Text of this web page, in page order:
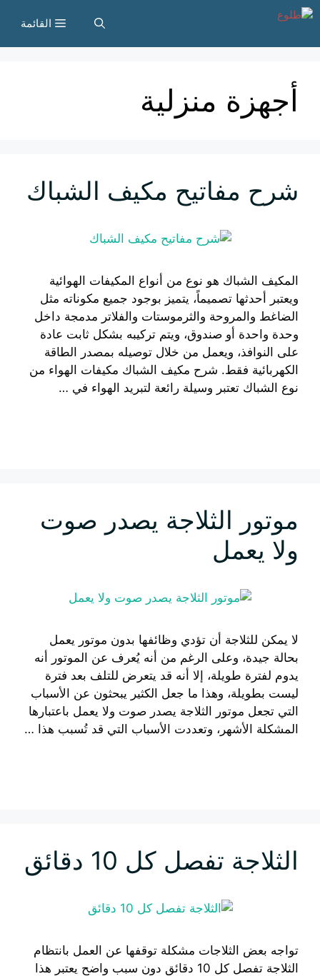
انتقل
المحتوى
القائمة
أجهزة منزلية
شرح مفاتيح مكيف الشباك
المكيف الشباك هو نوع من أنواع المكيفات الهوائية
ويعتبر أحدثها تصميماً، يتميز بوجود جميع مكوناته مثل
الضاغط والمروحة والثرموستات والفلاتر مدمجة داخل
وحدة واحدة أو صندوق، ويتم تركيبه بشكل ثابت عادة
على النوافذ، ويعمل من خلال توصيله بمصدر الطاقة
الكهربائية فقط. شرح مكيف الشباك مكيفات الهواء من
نوع الشباك تعتبر وسيلة رائعة لتبريد الهواء في …
موتور الثلاجة يصدر صوت
ولا يعمل
لا يمكن للثلاجة أن تؤدي وظائفها بدون موتور يعمل
بحالة جيدة، وعلى الرغم من أنه يُعرف عن الموتور أنه
يدوم لفترة طويلة، إلا أنه قد يتعرض للتلف بعد فترة
ليست بطويلة، وهذا ما جعل الكثير يبحثون عن الأسباب
التي تجعل موتور الثلاجة يصدر صوت ولا يعمل باعتبارها
المشكلة الأشهر، وتعددت الأسباب التي قد تُسبب هذا …
الثلاجة تفصل كل 10 دقائق
تواجه بعض الثلاجات مشكلة توقفها عن العمل بانتظام
الثلاجة تفصل كل 10 دقائق دون سبب واضح يعتبر هذا